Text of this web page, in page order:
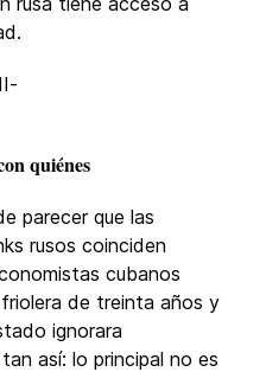
quiénes
parecer que las
rusos coinciden
cubanos
de treinta años y
ignorara
así: lo principal no es